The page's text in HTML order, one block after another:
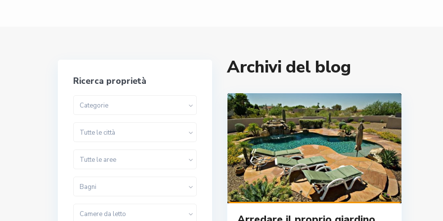
Archivi del blog
Ricerca proprietà
Categorie
Tutte le città
Tutte le aree
Bagni
Camere da letto